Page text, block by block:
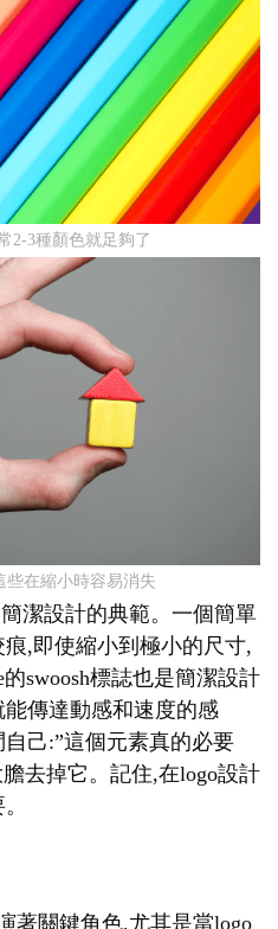
2-3種顏色就足夠了
些在縮小時容易消失
潔設計的典範。一個簡單
,即使縮小到極小的尺寸,
swoosh標誌也是簡潔設計
傳達動感和速度的感
己:”這個元素真的必要
去掉它。記住,在logo設計
著關鍵角色,尤其是當logo